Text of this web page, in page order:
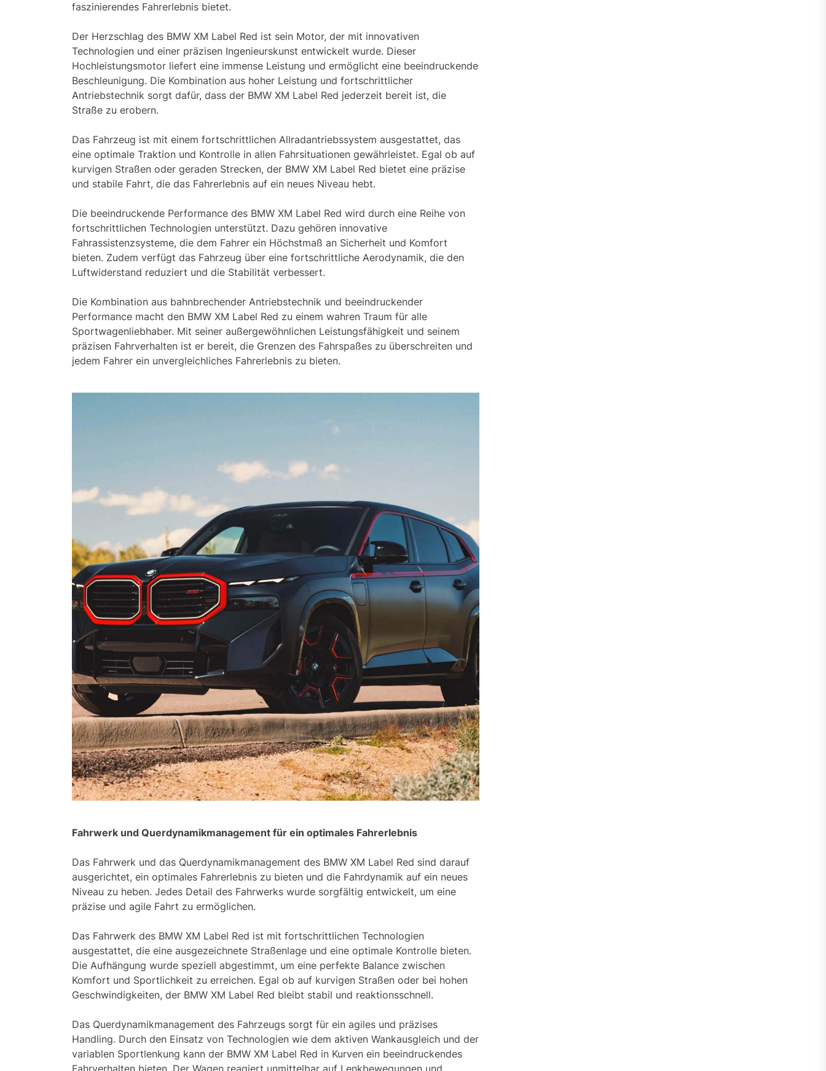
faszinierendes Fahrerlebnis bietet.
Der Herzschlag des BMW XM Label Red ist sein Motor, der mit innovativen
Technologien und einer präzisen Ingenieurskunst entwickelt wurde. Dieser
Hochleistungsmotor liefert eine immense Leistung und ermöglicht eine beeindruckende
Beschleunigung. Die Kombination aus hoher Leistung und fortschrittlicher
Antriebstechnik sorgt dafür, dass der BMW XM Label Red jederzeit bereit ist, die
Straße zu erobern.
Das Fahrzeug ist mit einem fortschrittlichen Allradantriebssystem ausgestattet, das
eine optimale Traktion und Kontrolle in allen Fahrsituationen gewährleistet. Egal ob auf
kurvigen Straßen oder geraden Strecken, der BMW XM Label Red bietet eine präzise
und stabile Fahrt, die das Fahrerlebnis auf ein neues Niveau hebt.
Die beeindruckende Performance des BMW XM Label Red wird durch eine Reihe von
fortschrittlichen Technologien unterstützt. Dazu gehören innovative
Fahrassistenzsysteme, die dem Fahrer ein Höchstmaß an Sicherheit und Komfort
bieten. Zudem verfügt das Fahrzeug über eine fortschrittliche Aerodynamik, die den
Luftwiderstand reduziert und die Stabilität verbessert.
Die Kombination aus bahnbrechender Antriebstechnik und beeindruckender
Performance macht den BMW XM Label Red zu einem wahren Traum für alle
Sportwagenliebhaber. Mit seiner außergewöhnlichen Leistungsfähigkeit und seinem
präzisen Fahrverhalten ist er bereit, die Grenzen des Fahrspaßes zu überschreiten und
jedem Fahrer ein unvergleichliches Fahrerlebnis zu bieten.
Fahrwerk und Querdynamikmanagement für ein optimales Fahrerlebnis
Das Fahrwerk und das Querdynamikmanagement des BMW XM Label Red sind darauf
ausgerichtet, ein optimales Fahrerlebnis zu bieten und die Fahrdynamik auf ein neues
Niveau zu heben. Jedes Detail des Fahrwerks wurde sorgfältig entwickelt, um eine
präzise und agile Fahrt zu ermöglichen.
Das Fahrwerk des BMW XM Label Red ist mit fortschrittlichen Technologien
ausgestattet, die eine ausgezeichnete Straßenlage und eine optimale Kontrolle bieten.
Die Aufhängung wurde speziell abgestimmt, um eine perfekte Balance zwischen
Komfort und Sportlichkeit zu erreichen. Egal ob auf kurvigen Straßen oder bei hohen
Geschwindigkeiten, der BMW XM Label Red bleibt stabil und reaktionsschnell.
Das Querdynamikmanagement des Fahrzeugs sorgt für ein agiles und präzises
Handling. Durch den Einsatz von Technologien wie dem aktiven Wankausgleich und der
variablen Sportlenkung kann der BMW XM Label Red in Kurven ein beeindruckendes
Fahrverhalten bieten. Der Wagen reagiert unmittelbar auf Lenkbewegungen und